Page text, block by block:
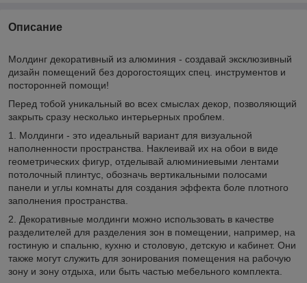
Описание
Молдинг декоративный из алюминия - создавай эксклюзивный
дизайн помещений без дорогостоящих спец. инструментов и
посторонней помощи!
Перед тобой уникальный во всех смыслах декор, позволяющий
закрыть сразу несколько интерьерных проблем.
1. Молдинги - это идеальный вариант для визуальной
наполненности пространства. Наклеивай их на обои в виде
геометрических фигур, отделывай алюминиевыми лентами
потолочный плинтус, обозначь вертикальными полосами
панели и углы комнаты для создания эффекта боле плотного
заполнения пространства.
2. Декоративные молдинги можно использовать в качестве
разделителей для разделения зон в помещении, например, на
гостиную и спальню, кухню и столовую, детскую и кабинет. Они
также могут служить для зонирования помещения на рабочую
зону и зону отдыха, или быть частью мебельного комплекта.